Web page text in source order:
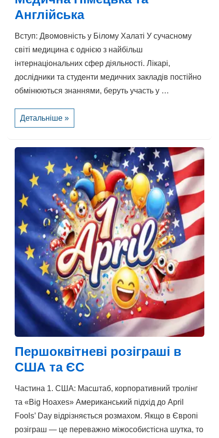
Англійська
Вступ: Двомовність у Білому Халаті У сучасному
світі медицина є однією з найбільш
інтернаціональних сфер діяльності. Лікарі,
дослідники та студенти медичних закладів постійно
обмінюються знаннями, беруть участь у …
Медична
Німецька
та
Детальніше »
Першоквітневі розіграші в
США та ЄС
Частина 1. США: Масштаб, корпоративний тролінг
та «Big Hoaxes» Американський підхід до April
Fools’ Day відрізняється розмахом. Якщо в Європі
розіграш — це переважно міжособистісна шутка, то